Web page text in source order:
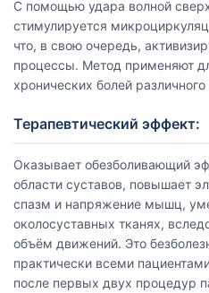
С помощью удара волной
стимулируется
что, в свою очередь,
процессы. Метод применяют
хронических болей
Терапевтический эффект:
Оказывает обезболивающий
области суставов, повышает
спазм и напряжение мышц,
околосуставных тканях,
объём движений. Это
практически всеми
после первых двух процедур